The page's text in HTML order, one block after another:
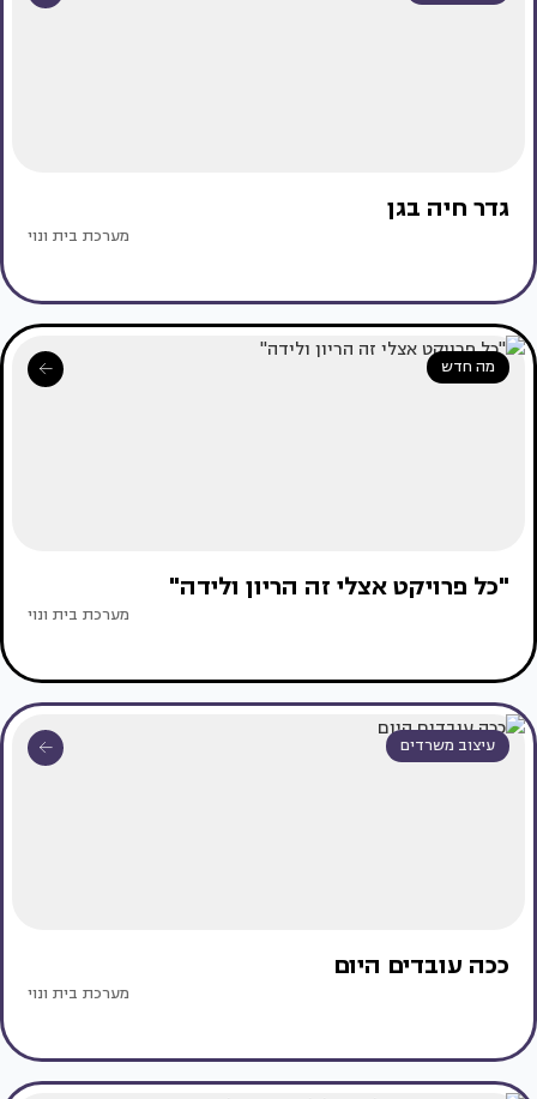
גדר חיה בגן
מערכת בית ונוי
מה חדש
"כל פרויקט אצלי זה הריון ולידה"
מערכת בית ונוי
עיצוב משרדים
ככה עובדים היום
מערכת בית ונוי